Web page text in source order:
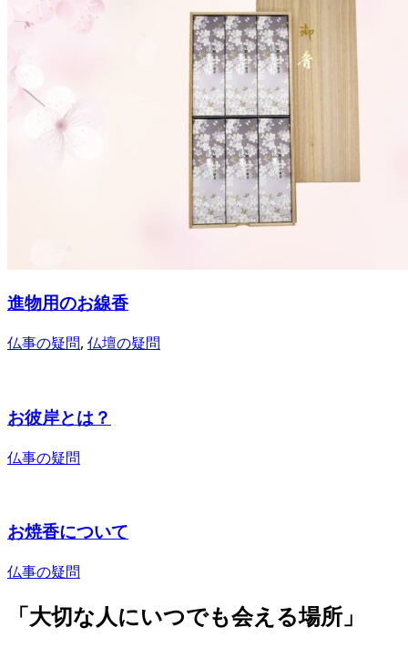
進物用のお線香
仏事の疑問, 仏壇の疑問
お彼岸とは？
仏事の疑問
お焼香について
仏事の疑問
「大切な人にいつでも会える場所」